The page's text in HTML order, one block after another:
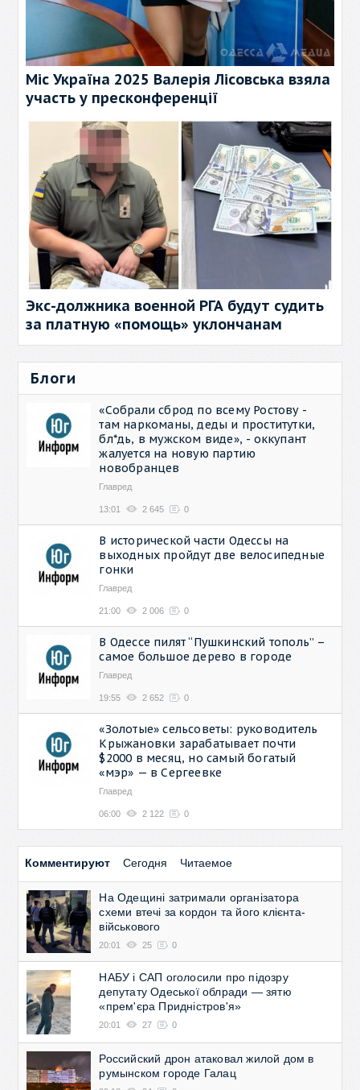
Міс Україна 2025 Валерія Лісовська взяла
участь у пресконференції
Экс-должника военной РГА будут судить
за платную «помощь» уклончанам
Блоги
«Собрали сброд по всему Ростову -
там наркоманы, деды и проститутки,
бл*дь, в мужском виде», - оккупант
жалуется на новую партию
новобранцев
Главред
13:01 2 645 0
В исторической части Одессы на
выходных пройдут две велосипедные
гонки
Главред
21:00 2 006 0
В Одессе пилят “Пушкинский тополь” –
самое большое дерево в городе
Главред
19:55 2 652 0
«Золотые» сельсоветы: руководитель
Крыжановки зарабатывает почти
$2000 в месяц, но самый богатый
«мэр» — в Сергеевке
Главред
06:00 2 122 0
Комментируют Сегодня Читаемое
На Одещині затримали організатора
схеми втечі за кордон та його клієнта-
військового
20:01 25 0
НАБУ і САП оголосили про підозру
депутату Одеської облради — зятю
«прем'єра Придністров'я»
20:01 27 0
Российский дрон атаковал жилой дом в
румынском городе Галац